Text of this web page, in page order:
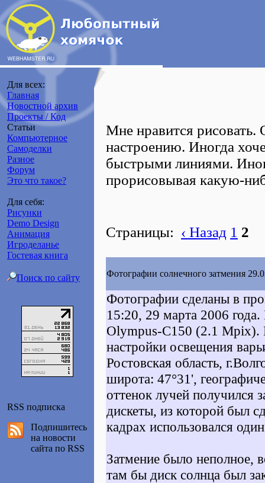
Для всех:
Главная
Новостной архив
Проекты / Код
Статьи
Компьютерное
Самоделки
Разное
Форум
Это что такое?
Для себя:
Рисунки
Demo Design
Анимация
Игроделанье
Гостевая книга
Поиск по сайту
RSS подписка
Подпишитесь
на новости
сайта по RSS
Мне нравится
настроению. Иногда
быстрыми линиями.
прорисовывая какую-
Страницы: ‹ Назад 1 2
Фотографии солнечного затмения
Фотографии сделаны в
15:20, 29 марта 2006
Olympus-C150 (2.1 Mpix).
настройки освещения
Ростовская область,
широта: 47°31',
оттенок лучей получился
дискеты, из которой был
кадрах использовался
Затмение было неполное,
там бы диск солнца был